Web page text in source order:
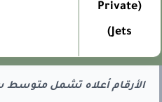
(Private
Jets)
الأرقام أعلاه تشمل متوسط